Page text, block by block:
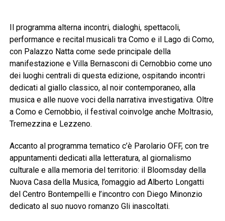
Il programma alterna incontri, dialoghi, spettacoli,
performance e recital musicali tra Como e il Lago di Como,
con Palazzo Natta come sede principale della
manifestazione e Villa Bernasconi di Cernobbio come uno
dei luoghi centrali di questa edizione, ospitando incontri
dedicati al giallo classico, al noir contemporaneo, alla
musica e alle nuove voci della narrativa investigativa. Oltre
a Como e Cernobbio, il festival coinvolge anche Moltrasio,
Tremezzina e Lezzeno.
Accanto al programma tematico c’è Parolario OFF, con tre
appuntamenti dedicati alla letteratura, al giornalismo
culturale e alla memoria del territorio: il Bloomsday della
Nuova Casa della Musica, l’omaggio ad Alberto Longatti
del Centro Bontempelli e l’incontro con Diego Minonzio
dedicato al suo nuovo romanzo Gli inascoltati.